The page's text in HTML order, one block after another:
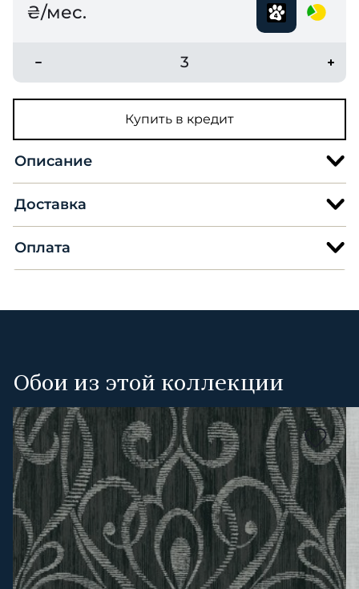
₴/мес.
3
Купить в кредит
Описание
Доставка
Оплата
Обои из этой коллекции